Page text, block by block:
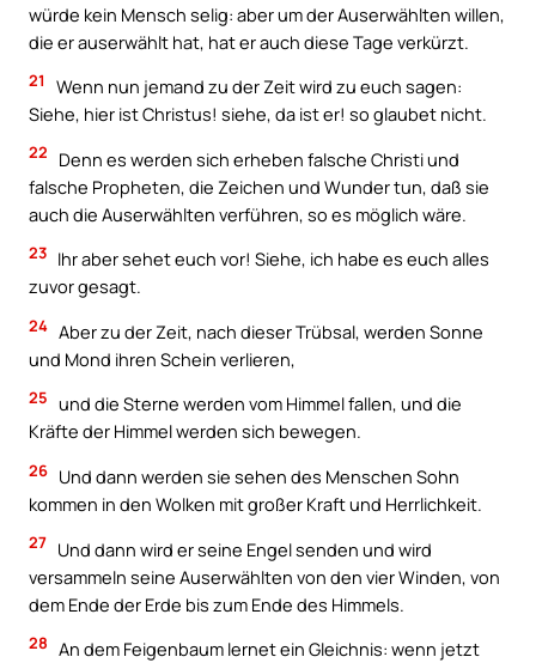
würde kein Mensch selig: aber um der Auserwählten willen,
die er auserwählt hat, hat er auch diese Tage verkürzt.
21
Wenn nun jemand zu der Zeit wird zu euch sagen:
Siehe, hier ist Christus! siehe, da ist er! so glaubet nicht.
22
Denn es werden sich erheben falsche Christi und
falsche Propheten, die Zeichen und Wunder tun, daß sie
auch die Auserwählten verführen, so es möglich wäre.
23 Ihr aber sehet euch vor! Siehe, ich habe es euch alles
zuvor gesagt.
24 Aber zu der Zeit, nach dieser Trübsal, werden Sonne
und Mond ihren Schein verlieren,
25 und die Sterne werden vom Himmel fallen, und die
Kräfte der Himmel werden sich bewegen.
26 Und dann werden sie sehen des Menschen Sohn
kommen in den Wolken mit großer Kraft und Herrlichkeit.
27 Und dann wird er seine Engel senden und wird
versammeln seine Auserwählten von den vier Winden, von
dem Ende der Erde bis zum Ende des Himmels.
28 An dem Feigenbaum lernet ein Gleichnis: wenn jetzt